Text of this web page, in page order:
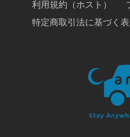
利用規約（ホスト）
特定商取引法に基づく